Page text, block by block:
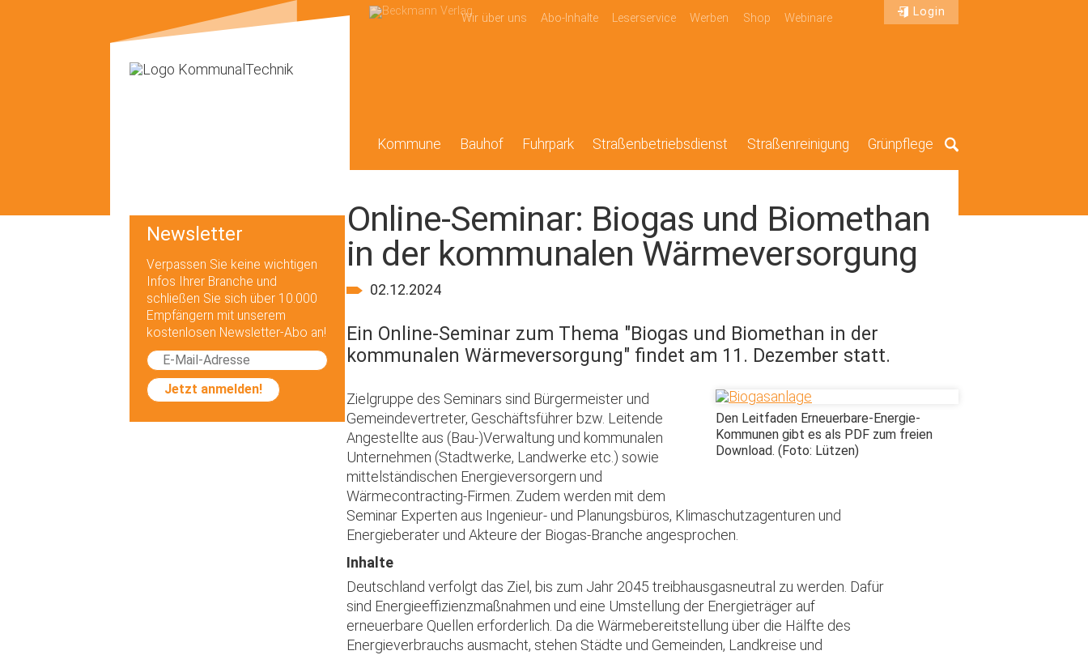
Wir über uns Abo-Inhalte Leserservice Werben Shop Webinare Login
Kommune Bauhof Fuhrpark Straßenbetriebsdienst Straßenreinigung Grünpflege Suche
Online-Seminar: Biogas und Biomethan
in der kommunalen Wärmeversorgung
02.12.2024
Ein Online-Seminar zum Thema "Biogas und Biomethan in der
kommunalen Wärmeversorgung" findet am 11. Dezember statt.
Den Leitfaden Erneuerbare-Energie-
Kommunen gibt es als PDF zum freien
Download. (Foto: Lützen)
Zielgruppe des Seminars sind Bürgermeister und
Gemeindevertreter, Geschäftsführer bzw. Leitende
Angestellte aus (Bau-)Verwaltung und kommunalen
Unternehmen (Stadtwerke, Landwerke etc.) sowie
mittelständischen Energieversorgern und
Wärmecontracting-Firmen. Zudem werden mit dem
Seminar Experten aus Ingenieur- und Planungsbüros, Klimaschutzagenturen und
Energieberater und Akteure der Biogas-Branche angesprochen.
Inhalte
Deutschland verfolgt das Ziel, bis zum Jahr 2045 treibhausgasneutral zu werden. Dafür
sind Energieeffizienzmaßnahmen und eine Umstellung der Energieträger auf
erneuerbare Quellen erforderlich. Da die Wärmebereitstellung über die Hälfte des
Energieverbrauchs ausmacht, stehen Städte und Gemeinden, Landkreise und
Newsletter
Verpassen Sie keine wichtigen
Infos Ihrer Branche und
schließen Sie sich über 10.000
Empfängern mit unserem
kostenlosen Newsletter-Abo an!
Jetzt anmelden!